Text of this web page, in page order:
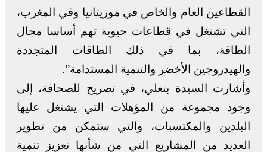
القطاعين العام والخاص في موريتانيا وفي المغرب،
التي تشتغل في قطاعات حيوية تهم أساسا مجال
الطاقة، بما في ذلك الطاقات المتجددة
والهيدروجين الأخضر والتنمية المستدامة”.
وأشارت السيدة بنعلي، في تصريح للصحافة، إلى
وجود مجموعة من المؤهلات التي يشتغل عليها
البلدين والمكتسبات، والتي ستمكن من تطوير
العديد من المشاريع التي من شأنها تعزيز تنمية